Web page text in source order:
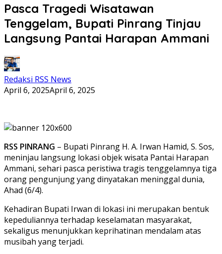
Pasca Tragedi Wisatawan
Tenggelam, Bupati Pinrang Tinjau
Langsung Pantai Harapan Ammani
Redaksi RSS News
April 6, 2025April 6, 2025
RSS PINRANG – Bupati Pinrang H. A. Irwan Hamid, S. Sos,
meninjau langsung lokasi objek wisata Pantai Harapan
Ammani, sehari pasca peristiwa tragis tenggelamnya tiga
orang pengunjung yang dinyatakan meninggal dunia,
Ahad (6/4).
Kehadiran Bupati Irwan di lokasi ini merupakan bentuk
kepeduliannya terhadap keselamatan masyarakat,
sekaligus menunjukkan keprihatinan mendalam atas
musibah yang terjadi.